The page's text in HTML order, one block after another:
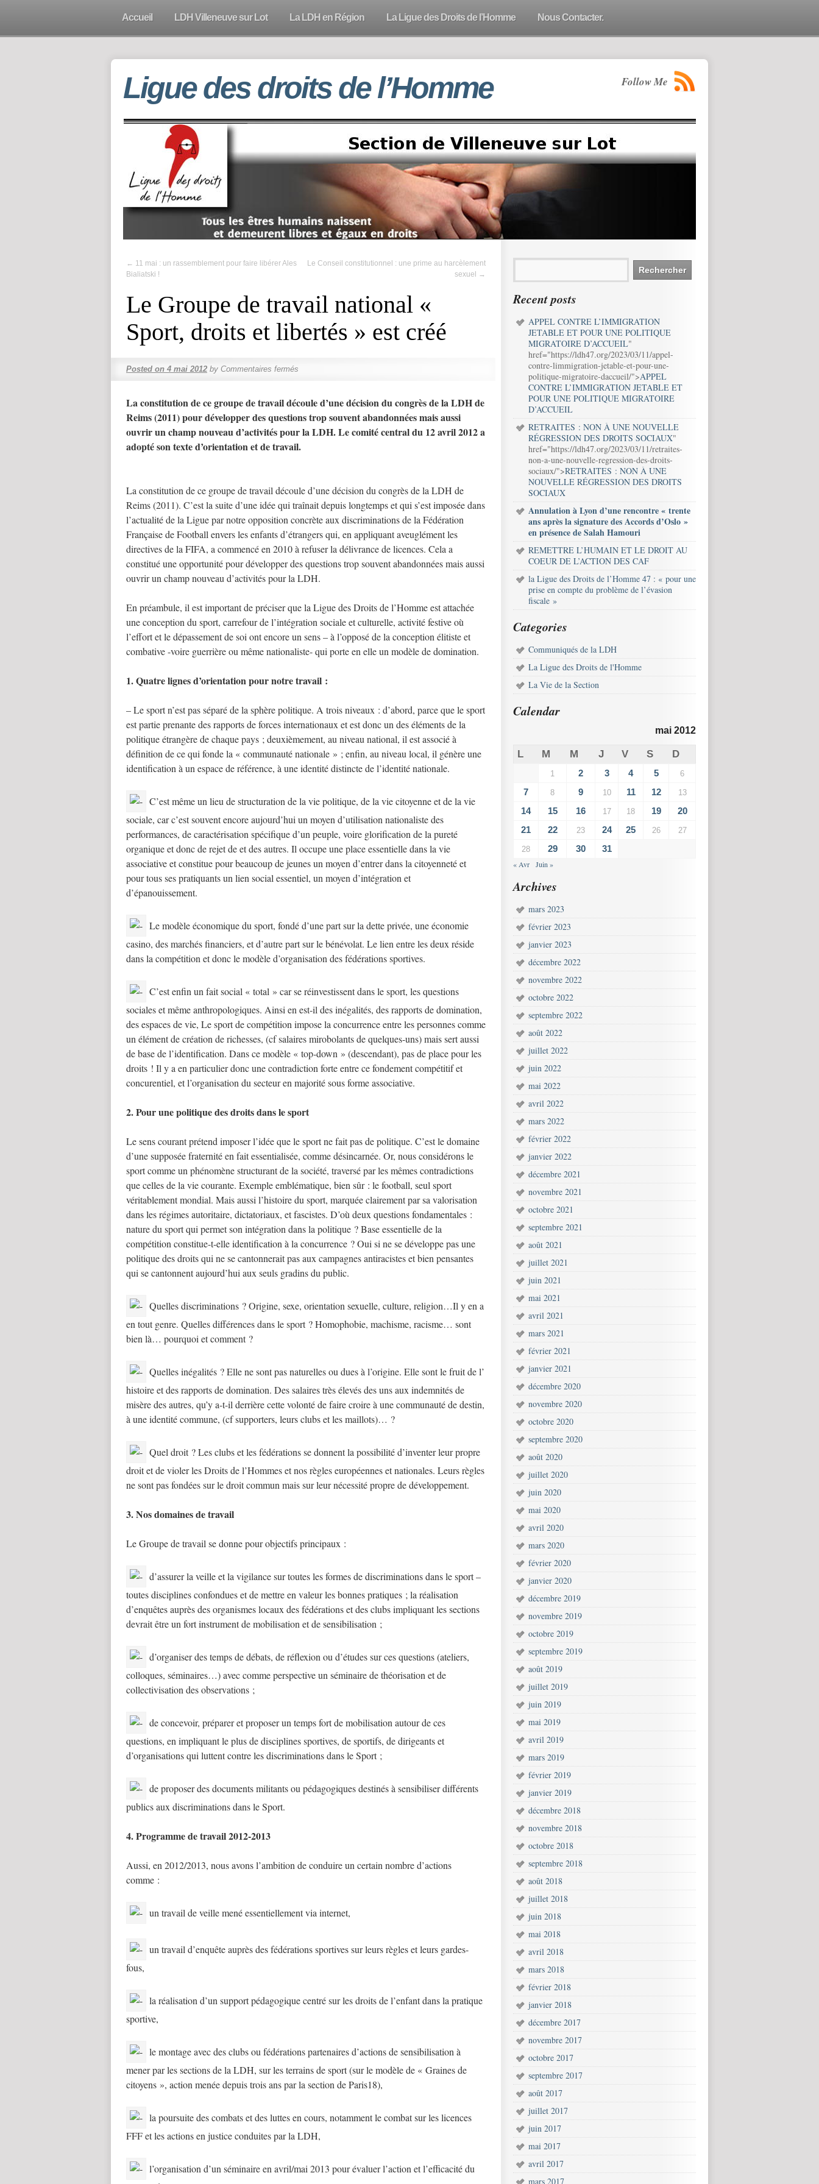
Accueil LDH Villeneuve sur Lot La LDH en Région La Ligue des Droits de l’Homme Nous Contacter.
Ligue des droits de l’Homme Follow Me
← 11 mai : un rassemblement pour faire libérer Ales
Bialiatski !
Le Conseil constitutionnel : une prime au harcèlement
sexuel
→
Le Groupe de travail national «
Sport, droits et libertés » est créé
Posted on 4 mai 2012 by Commentaires fermés
La constitution de ce groupe de travail découle d’une décision du congrès de la LDH de
Reims (2011) pour développer des questions trop souvent abandonnées mais aussi
ouvrir un champ nouveau d’activités pour la LDH. Le comité central du 12 avril 2012 a
adopté son texte d’orientation et de travail.
La constitution de ce groupe de travail découle d’une décision du congrès de la LDH de
Reims (2011). C’est la suite d’une idée qui traînait depuis longtemps et qui s’est imposée dans
l’actualité de la Ligue par notre opposition concrète aux discriminations de la Fédération
Française de Football envers les enfants d’étrangers qui, en appliquant aveuglément les
directives de la FIFA, a commencé en 2010 à refuser la délivrance de licences. Cela a
constitué une opportunité pour développer des questions trop souvent abandonnées mais aussi
ouvrir un champ nouveau d’activités pour la LDH.
En préambule, il est important de préciser que la Ligue des Droits de l’Homme est attachée
une conception du sport, carrefour de l’intégration sociale et culturelle, activité festive où
l’effort et le dépassement de soi ont encore un sens – à l’opposé de la conception élitiste et
combative -voire guerrière ou même nationaliste- qui porte en elle un modèle de domination.
1. Quatre lignes d’orientation pour notre travail :
– Le sport n’est pas séparé de la sphère politique. A trois niveaux : d’abord, parce que le sport
est partie prenante des rapports de forces internationaux et est donc un des éléments de la
politique étrangère de chaque pays ; deuxièmement, au niveau national, il est associé à
définition de ce qui fonde la « communauté nationale » ; enfin, au niveau local, il génère une
identification à un espace de référence, à une identité distincte de l’identité nationale.
C’est même un lieu de structuration de la vie politique, de la vie citoyenne et de la vie
sociale, car c’est souvent encore aujourd’hui un moyen d’utilisation nationaliste des
performances, de caractérisation spécifique d’un peuple, voire glorification de la pureté
organique et donc de rejet de et des autres. Il occupe une place essentielle dans la vie
associative et constitue pour beaucoup de jeunes un moyen d’entrer dans la citoyenneté et
pour tous ses pratiquants un lien social essentiel, un moyen d’intégration et
d’épanouissement.
Le modèle économique du sport, fondé d’une part sur la dette privée, une économie
casino, des marchés financiers, et d’autre part sur le bénévolat. Le lien entre les deux réside
dans la compétition et donc le modèle d’organisation des fédérations sportives.
C’est enfin un fait social « total » car se réinvestissent dans le sport, les questions
sociales et même anthropologiques. Ainsi en est-il des inégalités, des rapports de domination,
des espaces de vie, Le sport de compétition impose la concurrence entre les personnes comme
un élément de création de richesses, (cf salaires mirobolants de quelques-uns) mais sert aussi
de base de l’identification. Dans ce modèle « top-down » (descendant), pas de place pour les
droits ! Il y a en particulier donc une contradiction forte entre ce fondement compétitif et
concurentiel, et l’organisation du secteur en majorité sous forme associative.
2. Pour une politique des droits dans le sport
Le sens courant prétend imposer l’idée que le sport ne fait pas de politique. C’est le domaine
d’une supposée fraternité en fait essentialisée, comme désincarnée. Or, nous considérons le
sport comme un phénomène structurant de la société, traversé par les mêmes contradictions
que celles de la vie courante. Exemple emblématique, bien sûr : le football, seul sport
véritablement mondial. Mais aussi l’histoire du sport, marquée clairement par sa valorisation
dans les régimes autoritaire, dictatoriaux, et fascistes. D’où deux questions fondamentales :
nature du sport qui permet son intégration dans la politique ? Base essentielle de la
compétition constitue-t-elle identification à la concurrence ? Oui si ne se développe pas une
politique des droits qui ne se cantonnerait pas aux campagnes antiracistes et bien pensantes
qui se cantonnent aujourd’hui aux seuls gradins du public.
Quelles discriminations ? Origine, sexe, orientation sexuelle, culture, religion…Il y en a
en tout genre. Quelles différences dans le sport ? Homophobie, machisme, racisme… sont
bien là… pourquoi et comment ?
Quelles inégalités ? Elle ne sont pas naturelles ou dues à l’origine. Elle sont le fruit de l’
histoire et des rapports de domination. Des salaires très élevés des uns aux indemnités de
misère des autres, qu’y a-t-il derrière cette volonté de faire croire à une communauté de destin,
à une identité commune, (cf supporters, leurs clubs et les maillots)… ?
Quel droit ? Les clubs et les fédérations se donnent la possibilité d’inventer leur propre
droit et de violer les Droits de l’Hommes et nos règles européennes et nationales. Leurs règles
ne sont pas fondées sur le droit commun mais sur leur nécessité propre de développement.
3. Nos domaines de travail
Le Groupe de travail se donne pour objectifs principaux :
d’assurer la veille et la vigilance sur toutes les formes de discriminations dans le sport –
toutes disciplines confondues et de mettre en valeur les bonnes pratiques ; la réalisation
d’enquêtes auprès des organismes locaux des fédérations et des clubs impliquant les sections
devrait être un fort instrument de mobilisation et de sensibilisation ;
d’organiser des temps de débats, de réflexion ou d’études sur ces questions (ateliers,
colloques, séminaires…) avec comme perspective un séminaire de théorisation et de
collectivisation des observations ;
de concevoir, préparer et proposer un temps fort de mobilisation autour de ces
questions, en impliquant le plus de disciplines sportives, de sportifs, de dirigeants et
d’organisations qui luttent contre les discriminations dans le Sport ;
de proposer des documents militants ou pédagogiques destinés à sensibiliser différents
publics aux discriminations dans le Sport.
4. Programme de travail 2012-2013
Aussi, en 2012/2013, nous avons l’ambition de conduire un certain nombre d’actions
comme :
un travail de veille mené essentiellement via internet,
un travail d’enquête auprès des fédérations sportives sur leurs règles et leurs gardes-
fous,
la réalisation d’un support pédagogique centré sur les droits de l’enfant dans la pratique
sportive,
le montage avec des clubs ou fédérations partenaires d’actions de sensibilisation à
mener par les sections de la LDH, sur les terrains de sport (sur le modèle de « Graines de
citoyens », action menée depuis trois ans par la section de Paris18),
la poursuite des combats et des luttes en cours, notamment le combat sur les licences
FFF et les actions en justice conduites par la LDH,
l’organisation d’un séminaire en avril/mai 2013 pour évaluer l’action et l’efficacité du
Recent posts
APPEL CONTRE L’IMMIGRATION
JETABLE ET POUR UNE POLITIQUE
MIGRATOIRE D’ACCUEIL"
href="https://ldh47.org/2023/03/11/appel-
contre-limmigration-jetable-et-pour-une-
politique-migratoire-daccueil/">APPEL
CONTRE L’IMMIGRATION JETABLE ET
POUR UNE POLITIQUE MIGRATOIRE
D’ACCUEIL
RETRAITES : NON À UNE NOUVELLE
RÉGRESSION DES DROITS SOCIAUX"
href="https://ldh47.org/2023/03/11/retraites-
non-a-une-nouvelle-regression-des-droits-
sociaux/">RETRAITES : NON À UNE
NOUVELLE RÉGRESSION DES DROITS
SOCIAUX
Annulation à Lyon d’une rencontre « trente
ans après la signature des Accords d’Oslo »
en présence de Salah Hamouri
REMETTRE L’HUMAIN ET LE DROIT AU
COEUR DE L’ACTION DES CAF
la Ligue des Droits de l’Homme 47 : « pour une
prise en compte du problème de l’évasion
fiscale »
Categories
Communiqués de la LDH
La Ligue des Droits de l'Homme
La Vie de la Section
Calendar
mai 2012
L M M J V S D
1 2 3 4 5 6
7 8 9 10 11 12 13
14 15 16 17 18 19
20
21
22 23 24 25 26 27
28 29 30 31
« Avr Juin »
Archives
mars 2023
février 2023
janvier 2023
décembre 2022
novembre 2022
octobre 2022
septembre 2022
août 2022
juillet 2022
juin 2022
mai 2022
avril 2022
mars 2022
février 2022
janvier 2022
décembre 2021
novembre 2021
octobre 2021
septembre 2021
août 2021
juillet 2021
juin 2021
mai 2021
avril 2021
mars 2021
février 2021
janvier 2021
décembre 2020
novembre 2020
octobre 2020
septembre 2020
août 2020
juillet 2020
juin 2020
mai 2020
avril 2020
mars 2020
février 2020
janvier 2020
décembre 2019
novembre 2019
octobre 2019
septembre 2019
août 2019
juillet 2019
juin 2019
mai 2019
avril 2019
mars 2019
février 2019
janvier 2019
décembre 2018
novembre 2018
octobre 2018
septembre 2018
août 2018
juillet 2018
juin 2018
mai 2018
avril 2018
mars 2018
février 2018
janvier 2018
décembre 2017
novembre 2017
octobre 2017
septembre 2017
août 2017
juillet 2017
juin 2017
mai 2017
avril 2017
mars 2017